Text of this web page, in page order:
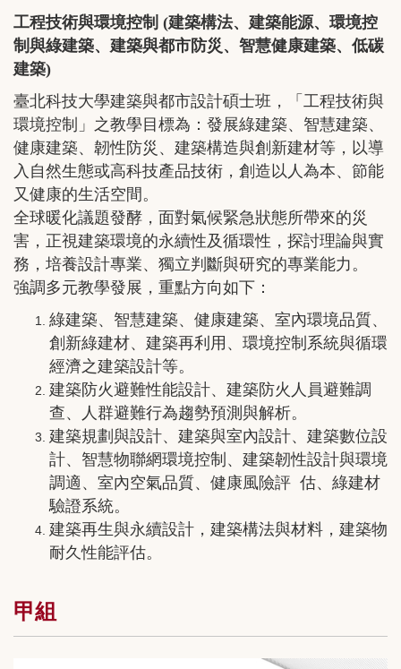
工程技術與環境控制 (建築構法、建築能源、環境控
制與綠建築、建築與都市防災、智慧健康建築、低碳
建築)
臺北科技大學建築與都市設計碩士班，「工程技術與
環境控制」之教學目標為：發展綠建築、智慧建築、
健康建築、韌性防災、建築構造與創新建材等，以導
入自然生態或高科技產品技術，創造以人為本、節能
又健康的生活空間。
全球暖化議題發酵，面對氣候緊急狀態所帶來的災
害，正視建築環境的永續性及循環性，探討理論與實
務，培養設計專業、獨立判斷與研究的專業能力。
強調多元教學發展，重點方向如下：
綠建築、智慧建築、健康建築、室內環境品質、
創新綠建材、建築再利用、環境控制系統與循環
經濟之建築設計等。
建築防火避難性能設計、建築防火人員避難調
查、人群避難行為趨勢預測與解析。
建築規劃與設計、建築與室內設計、建築數位設
計、智慧物聯網環境控制、建築韌性設計與環境
調適、室內空氣品質、健康風險評 估、綠建材
驗證系統。
建築再生與永續設計，建築構法與材料，建築物
耐久性能評估。
甲組